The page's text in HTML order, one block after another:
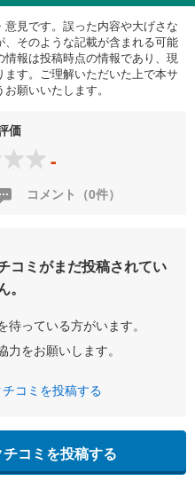
見です。誤った内容や大げさな
そのような記載が含まれる可能
報は投稿時点の情報であり、現
す。ご理解いただいた上で本サ
願いいたします。
価
-
コメント（0件）
コミがまだ投稿されてい
。
っている方がいます。
をお願いします。
コミを投稿する
コミを投稿する